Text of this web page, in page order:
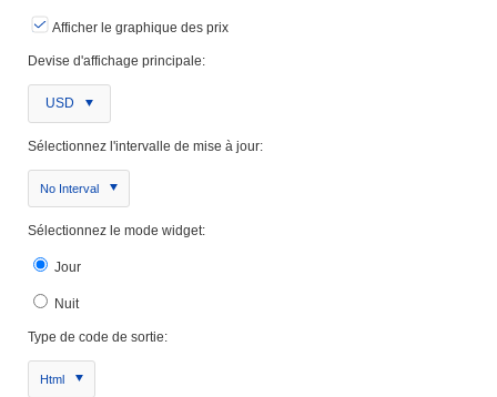
Afficher le graphique des prix
Devise d'affichage principale:
USD
Sélectionnez l'intervalle de mise à jour:
No Interval
Sélectionnez le mode widget:
Jour
Nuit
Type de code de sortie:
Html